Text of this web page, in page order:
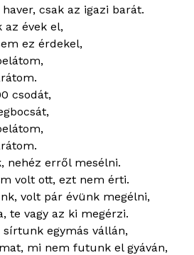
csak az igazi barát.
az évek el,
ez érdekel,
csodát,
nehéz erről mesélni.
volt ott, ezt nem érti.
volt pár évünk megélni,
te vagy az ki megérzi.
sírtunk egymás vállán,
mi nem futunk el gyáván,